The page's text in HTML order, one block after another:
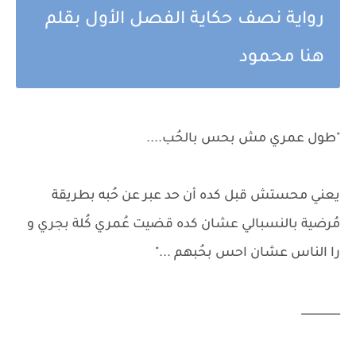
رواية نصف حكاية الفصل الأول بقلم
هنا محمود
"طول عمري مش بحس بالحُب....
يعني محستش قبل كده أن حد عبر عن حُبه بطريقة
مُرضية بالنسبالي عشان كده قضيت عُمري كُلة بجري و
را الناس عشان احس بحُبهم ..."
_______